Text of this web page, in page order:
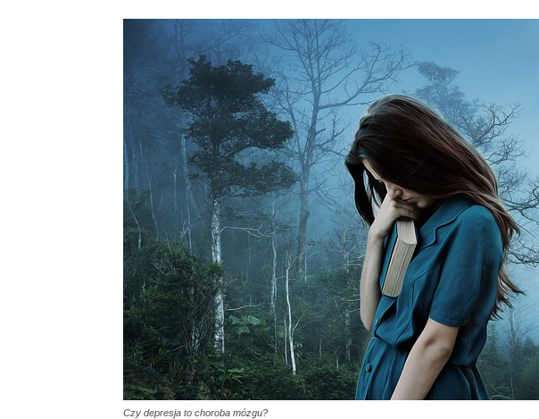
Czy depresja to choroba mózgu?